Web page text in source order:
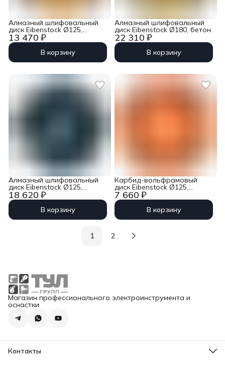
13 470 ₽
Алмазный шлифовальный
диск Eibenstock Ø125,
обычный бетон
В корзину
22 310 ₽
Алмазный шлифовальный
диск Eibenstock Ø180, бетон
В корзину
18 620 ₽
Алмазный шлифовальный
диск Eibenstock Ø125,
покрытие Rapid K
В корзину
7 660 ₽
Карбид-вольфрамовый
диск Eibenstock Ø125,
тонкая обработка
В корзину
1 2
Магазин профессионального электроинструмента и
оснастки
Контакты